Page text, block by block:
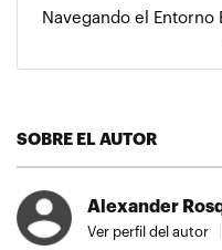
Navegando el
SOBRE EL AUTOR
Alexander
Ver perfil del autor